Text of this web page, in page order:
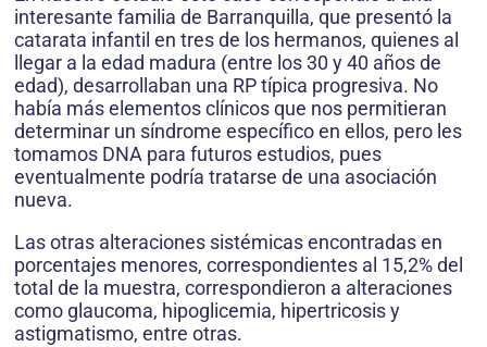
interesante familia de Barranquilla, que presentó la
catarata infantil en tres de los hermanos, quienes al
llegar a la edad madura (entre los 30 y 40 años de
edad), desarrollaban una RP típica progresiva. No
había más elementos clínicos que nos permitieran
determinar un síndrome específico en ellos, pero les
tomamos DNA para futuros estudios, pues
eventualmente podría tratarse de una asociación
nueva.
Las otras alteraciones sistémicas encontradas en
porcentajes menores, correspondientes al 15,2% del
total de la muestra, correspondieron a alteraciones
como glaucoma, hipoglicemia, hipertricosis y
astigmatismo, entre otras.